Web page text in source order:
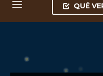
QUÉ